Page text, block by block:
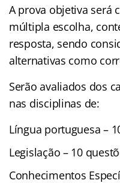
A prova objetiva será
múltipla escolha,
resposta, sendo
alternativas como
Serão avaliados dos
nas disciplinas de:
Língua portuguesa –
Legislação – 10
Conhecimentos